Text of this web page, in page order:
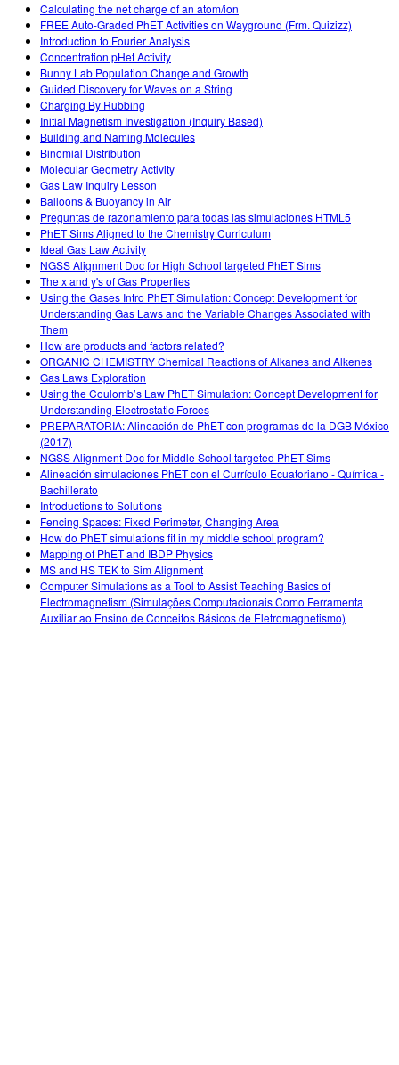
Calculating the net charge of an atom/ion
FREE Auto-Graded PhET Activities on Wayground (Frm. Quizizz)
Introduction to Fourier Analysis
Concentration pHet Activity
Bunny Lab Population Change and Growth
Guided Discovery for Waves on a String
Charging By Rubbing
Initial Magnetism Investigation (Inquiry Based)
Building and Naming Molecules
Binomial Distribution
Molecular Geometry Activity
Gas Law Inquiry Lesson
Balloons & Buoyancy in Air
Preguntas de razonamiento para todas las simulaciones HTML5
PhET Sims Aligned to the Chemistry Curriculum
Ideal Gas Law Activity
NGSS Alignment Doc for High School targeted PhET Sims
The x and y's of Gas Properties
Using the Gases Intro PhET Simulation: Concept Development for
Understanding Gas Laws and the Variable Changes Associated with
Them
How are products and factors related?
ORGANIC CHEMISTRY Chemical Reactions of Alkanes and Alkenes
Gas Laws Exploration
Using the Coulomb’s Law PhET Simulation: Concept Development for
Understanding Electrostatic Forces
PREPARATORIA: Alineación de PhET con programas de la DGB México
(2017)
NGSS Alignment Doc for Middle School targeted PhET Sims
Alineación simulaciones PhET con el Currículo Ecuatoriano - Química -
Bachillerato
Introductions to Solutions
Fencing Spaces: Fixed Perimeter, Changing Area
How do PhET simulations fit in my middle school program?
Mapping of PhET and IBDP Physics
MS and HS TEK to Sim Alignment
Computer Simulations as a Tool to Assist Teaching Basics of
Electromagnetism (Simulações Computacionais Como Ferramenta
Auxiliar ao Ensino de Conceitos Básicos de Eletromagnetismo)